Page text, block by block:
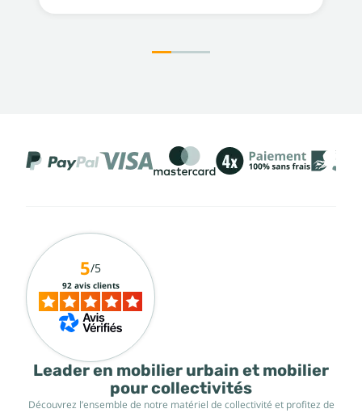
Leader en mobilier urbain et mobilier
pour collectivités
Découvrez l’ensemble de notre matériel de collectivité et profitez de
5/5
92 avis clients